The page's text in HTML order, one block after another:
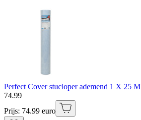
Perfect Cover stucloper ademend 1 X 25 M
74.99
Prijs: 74.99 euro